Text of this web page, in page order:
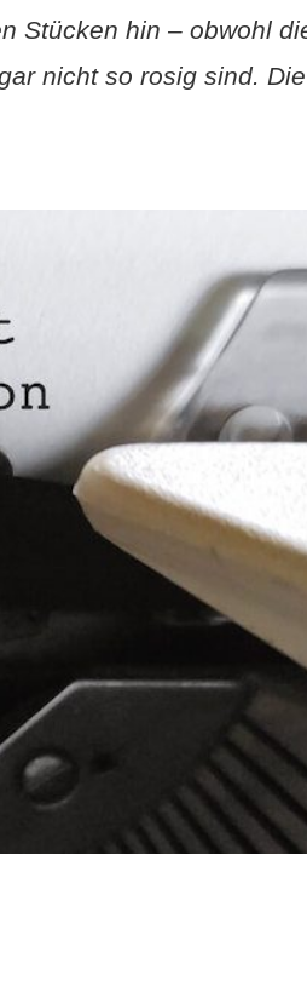
Stücken hin – obwohl
nicht so rosig sind. Die